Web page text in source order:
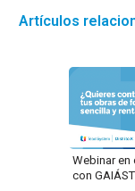
Artículos
Webinar
con